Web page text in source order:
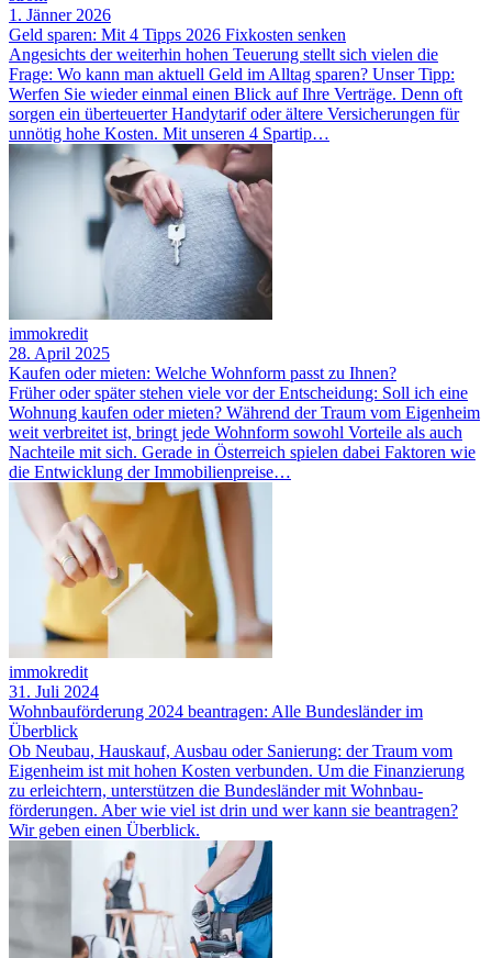
1. Jänner 2026
Geld sparen: Mit 4 Tipps 2026 Fixkosten senken
Angesichts der weiterhin hohen Teuerung stellt sich vielen die
Frage: Wo kann man aktuell Geld im Alltag sparen? Unser Tipp:
Werfen Sie wieder einmal einen Blick auf Ihre Verträge. Denn oft
sorgen ein überteuerter Handytarif oder ältere Versicherungen für
unnötig hohe Kosten. Mit unseren 4 Spartip…
immokredit
28. April 2025
Kaufen oder mieten: Welche Wohnform passt zu Ihnen?
Früher oder später stehen viele vor der Entscheidung: Soll ich eine
Wohnung kaufen oder mieten? Während der Traum vom Eigenheim
weit verbreitet ist, bringt jede Wohnform sowohl Vorteile als auch
Nachteile mit sich. Gerade in Österreich spielen dabei Faktoren wie
die Entwicklung der Immobilienpreise…
immokredit
31. Juli 2024
Wohnbauförderung 2024 beantragen: Alle Bundesländer im
Überblick
Ob Neubau, Hauskauf, Ausbau oder Sanierung: der Traum vom
Eigenheim ist mit hohen Kosten verbunden. Um die Finanzierung
zu erleichtern, unterstützen die Bundesländer mit Wohnbau­
förderungen. Aber wie viel ist drin und wer kann sie beantragen?
Wir geben einen Überblick.